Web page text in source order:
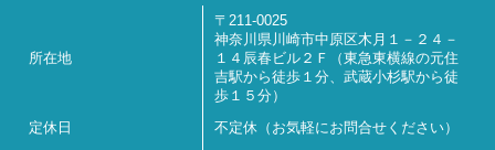
所在地
〒211-0025
神奈川県川崎市中原区木月１－２４－
１４辰春ビル２Ｆ（東急東横線の元住
吉駅から徒歩１分、武蔵小杉駅から徒
歩１５分）
定休日 不定休（お気軽にお問合せください）